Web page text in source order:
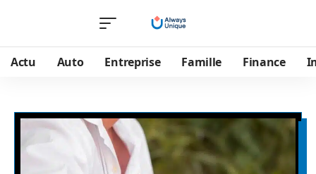
Actu Auto Entreprise Famille Finance